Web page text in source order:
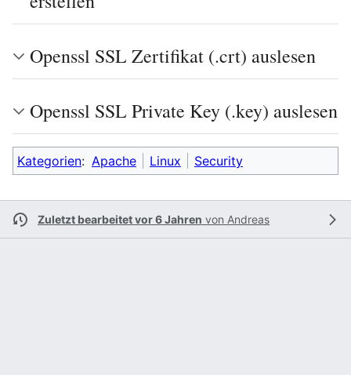
Openssl SSL Zertifikat (.crt) auslesen
Openssl SSL Private Key (.key) auslesen
Kategorien: Apache Linux Security
Zuletzt bearbeitet vor 6 Jahren von Andreas